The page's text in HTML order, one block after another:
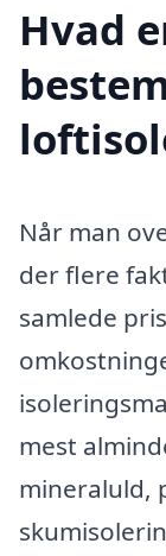
Hvad
Når man
der flere
samlede
mest
mineraluld,